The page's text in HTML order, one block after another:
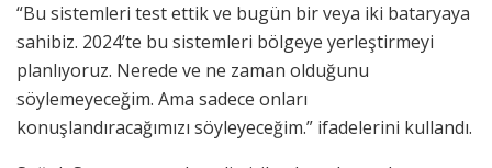
“Bu sistemleri test ettik ve bugün bir veya iki bataryaya
sahibiz. 2024’te bu sistemleri bölgeye yerleştirmeyi
planlıyoruz. Nerede ve ne zaman olduğunu
söylemeyeceğim. Ama sadece onları
konuşlandıracağımızı söyleyeceğim.” ifadelerini kullandı.